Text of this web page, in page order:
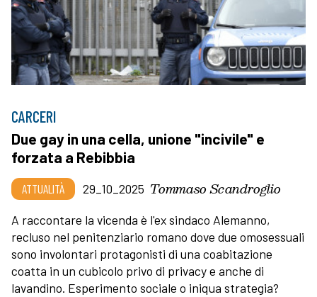
CARCERI
Due gay in una cella, unione "incivile" e
forzata a Rebibbia
ATTUALITÀ 29_10_2025 Tommaso Scandroglio
A raccontare la vicenda è l'ex sindaco Alemanno,
recluso nel penitenziario romano dove due omosessuali
sono involontari protagonisti di una coabitazione
coatta in un cubicolo privo di privacy e anche di
lavandino. Esperimento sociale o iniqua strategia?